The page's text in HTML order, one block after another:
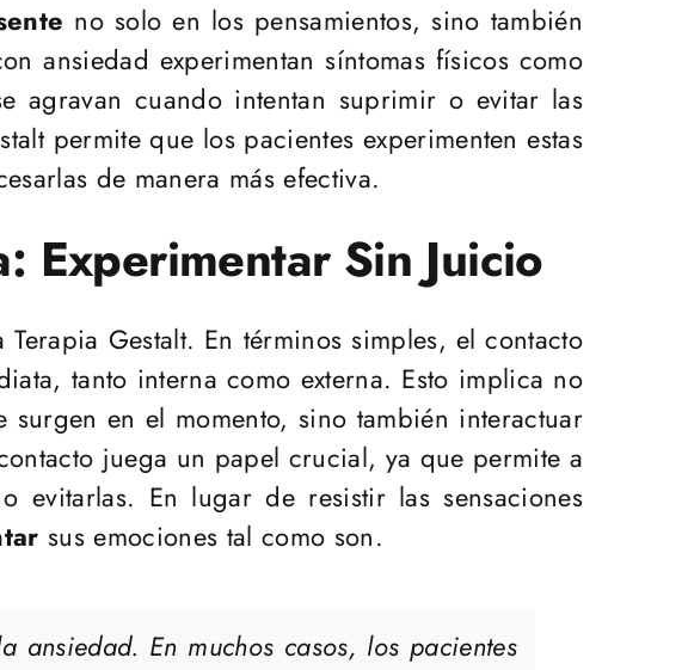
no solo en los pensamientos, sino también
ansiedad experimentan síntomas físicos como
agravan cuando intentan suprimir o evitar las
permite que los pacientes experimenten estas
de manera más efectiva.
Experimentar Sin Juicio
Gestalt. En términos simples, el contacto
tanto interna como externa. Esto implica no
surgen en el momento, sino también interactuar
juega un papel crucial, ya que permite a
evitarlas. En lugar de resistir las sensaciones
sus emociones tal como son.
ansiedad. En muchos casos, los pacientes